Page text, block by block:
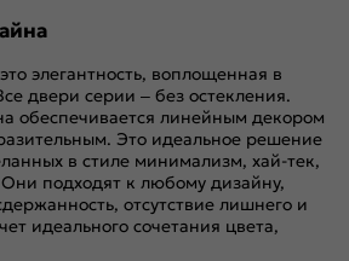
элегантность, воплощенная в
двери серии – без остекления.
обеспечивается линейным декором
Это идеальное решение
в стиле минимализм, хай-тек,
подходят к любому дизайну,
отсутствие лишнего и
идеального сочетания цвета,